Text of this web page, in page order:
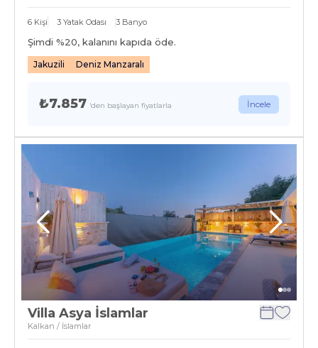
6 Kişi 3 Yatak Odası 3 Banyo
Şimdi %20, kalanını kapıda öde.
Jakuzili Deniz Manzaralı
₺7.857 'den başlayan fiyatlarla İncele
Villa Asya İslamlar
Kalkan / İslamlar